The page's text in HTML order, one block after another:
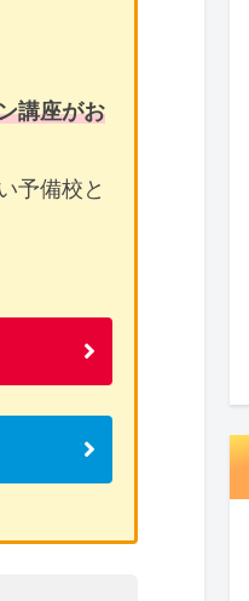
講座がお
予備校と